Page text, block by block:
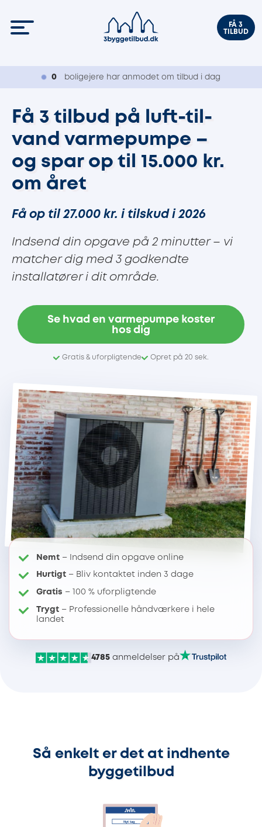
FÅ 3
TILBUD
0 boligejere har anmodet om tilbud i dag
Få 3 tilbud på luft-til-
vand varmepumpe –
og spar op til 15.000 kr.
om året
Få op til 27.000 kr. i tilskud i 2026
Indsend din opgave på 2 minutter – vi
matcher dig med 3 godkendte
installatører i dit område.
Se hvad en varmepumpe koster
hos dig
Gratis & uforpligtende Opret på 20 sek.
Nemt – Indsend din opgave online
Hurtigt – Bliv kontaktet inden 3 dage
Gratis – 100 % uforpligtende
Trygt – Professionelle håndværkere i hele
landet
4785 anmeldelser på
Så enkelt er det at indhente
byggetilbud